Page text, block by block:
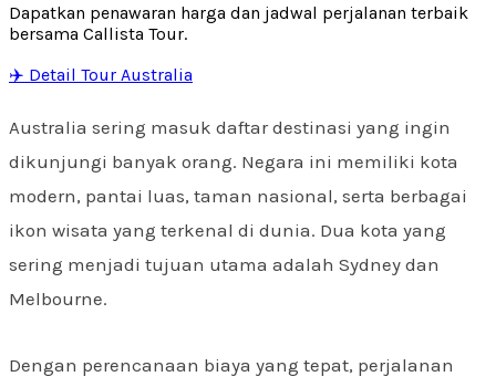
Dapatkan penawaran harga dan jadwal perjalanan terbaik
bersama Callista Tour.
✈️ Detail Tour Australia
Australia sering masuk daftar destinasi yang ingin
dikunjungi banyak orang. Negara ini memiliki kota
modern, pantai luas, taman nasional, serta berbagai
ikon wisata yang terkenal di dunia. Dua kota yang
sering menjadi tujuan utama adalah Sydney dan
Melbourne.
Dengan perencanaan biaya yang tepat, perjalanan